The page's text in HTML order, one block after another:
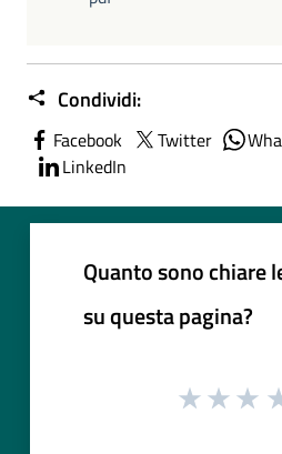
Condividi:
Facebook Twitter
LinkedIn
Quanto sono chiare
su questa pagina?